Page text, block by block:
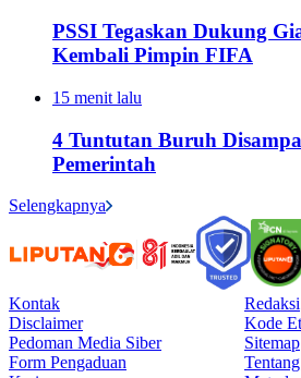
PSSI Tegaskan Dukung
Kembali Pimpin FIFA
15 menit lalu
4 Tuntutan Buruh
Pemerintah
Selengkapnya
Kontak
Redaksi
Disclaimer
Kode
Pedoman Media Siber
Sitemap
Form Pengaduan